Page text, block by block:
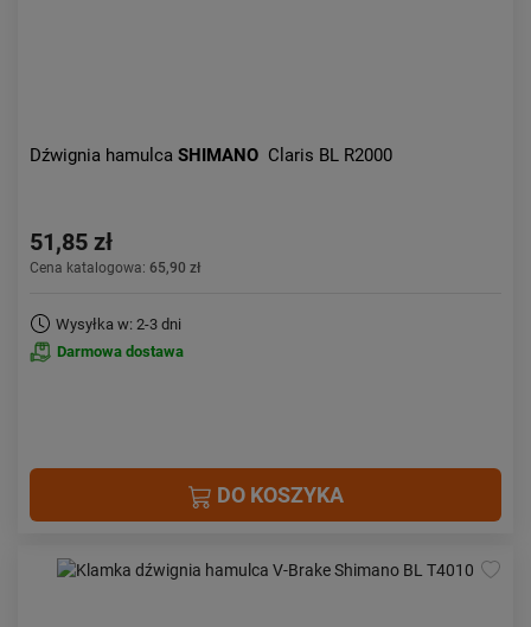
Dźwignia hamulca SHIMANO Claris BL R2000
51,85 zł
Cena katalogowa: 65,90 zł
Wysyłka w: 2-3 dni
Darmowa dostawa
DO KOSZYKA